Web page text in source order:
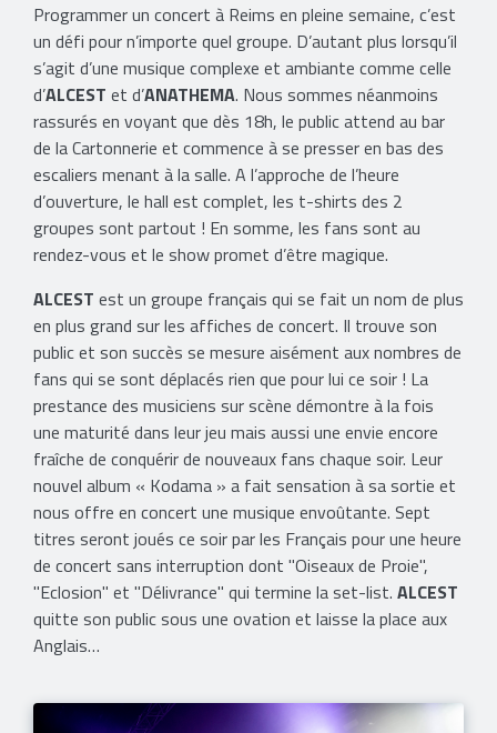
Programmer un concert à Reims en pleine semaine, c’est
un défi pour n’importe quel groupe. D’autant plus lorsqu’il
s’agit d’une musique complexe et ambiante comme celle
d’ALCEST et d’ANATHEMA. Nous sommes néanmoins
rassurés en voyant que dès 18h, le public attend au bar
de la Cartonnerie et commence à se presser en bas des
escaliers menant à la salle. A l’approche de l’heure
d’ouverture, le hall est complet, les t-shirts des 2
groupes sont partout ! En somme, les fans sont au
rendez-vous et le show promet d’être magique.
ALCEST est un groupe français qui se fait un nom de plus
en plus grand sur les affiches de concert. Il trouve son
public et son succès se mesure aisément aux nombres de
fans qui se sont déplacés rien que pour lui ce soir ! La
prestance des musiciens sur scène démontre à la fois
une maturité dans leur jeu mais aussi une envie encore
fraîche de conquérir de nouveaux fans chaque soir. Leur
nouvel album « Kodama » a fait sensation à sa sortie et
nous offre en concert une musique envoûtante. Sept
titres seront joués ce soir par les Français pour une heure
de concert sans interruption dont "Oiseaux de Proie",
"Eclosion" et "Délivrance" qui termine la set-list. ALCEST
quitte son public sous une ovation et laisse la place aux
Anglais…